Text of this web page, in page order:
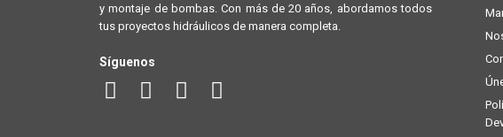
y montaje de bombas. Con más de 20 años, abordamos todos
tus proyectos hidráulicos de manera completa.
Síguenos